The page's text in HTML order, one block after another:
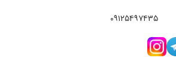
۰۹۱۲۵۴۹۷۴۳۵